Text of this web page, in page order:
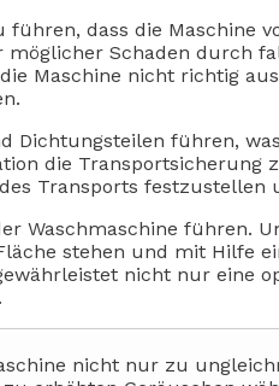
dass die Maschine
Schaden durch
Maschine nicht richtig
Dichtungsteilen führen,
die Transportsicherung
Transports festzustellen
Waschmaschine führen.
stehen und mit Hilfe
nicht nur eine
nicht nur zu